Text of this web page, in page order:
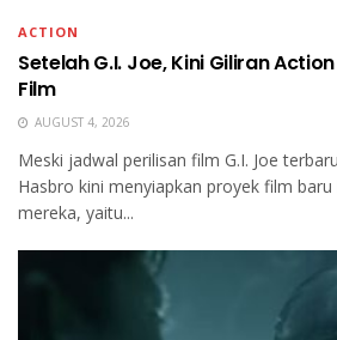
ACTION
Setelah G.I. Joe, Kini Giliran
Film
AUGUST 4, 2026
Meski jadwal perilisan film G.I. Joe
Hasbro kini menyiapkan proyek film
mereka, yaitu...